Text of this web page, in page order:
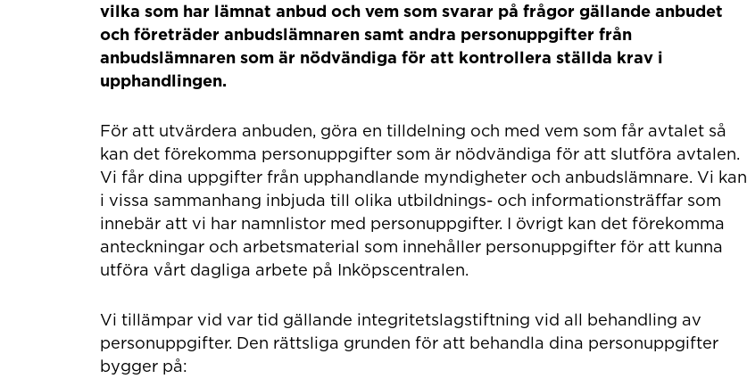
vilka som har lämnat anbud och vem som svarar på frågor gällande anbudet
och företräder anbudslämnaren samt andra personuppgifter från
anbudslämnaren som är nödvändiga för att kontrollera ställda krav i
upphandlingen.
För att utvärdera anbuden, göra en tilldelning och med vem som får avtalet så
kan det förekomma personuppgifter som är nödvändiga för att slutföra avtalen.
Vi får dina uppgifter från upphandlande myndigheter och anbudslämnare. Vi kan
i vissa sammanhang inbjuda till olika utbildnings- och informationsträffar som
innebär att vi har namnlistor med personuppgifter. I övrigt kan det förekomma
anteckningar och arbetsmaterial som innehåller personuppgifter för att kunna
utföra vårt dagliga arbete på Inköpscentralen.
Vi tillämpar vid var tid gällande integritetslagstiftning vid all behandling av
personuppgifter. Den rättsliga grunden för att behandla dina personuppgifter
bygger på: